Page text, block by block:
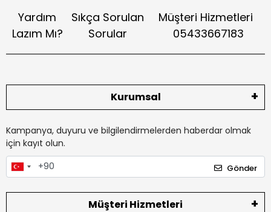
Yardım
Lazım Mı?
Sıkça Sorulan
Sorular
Müşteri Hizmetleri
05433667183
Kurumsal
Kampanya, duyuru ve bilgilendirmelerden haberdar olmak
için kayıt olun.
Gönder
Müşteri Hizmetleri